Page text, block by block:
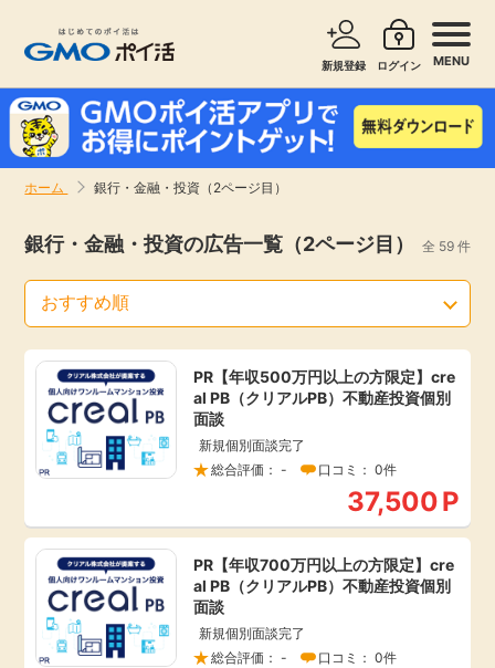
新規登録 ログイン MENU
ホーム 銀行・金融・投資（2ページ目）
無料
即日還元
アンケート
ゲーム
サービスで探す ショッピングで探す
旅行・レンタカー
無料サービス
エンタメ
クレジットカード
暮らし
引っ越し
買取・査定
学び
銀行・金融・投資の広告一覧（2ページ目） 全 59 件
PR【年収500万円以上の方限定】cre
al PB（クリアルPB）不動産投資個別
面談
新規個別面談完了
総合評価： -
口コミ： 0件
37,500P
PR【年収700万円以上の方限定】cre
al PB（クリアルPB）不動産投資個別
面談
新規個別面談完了
総合評価： -
口コミ： 0件